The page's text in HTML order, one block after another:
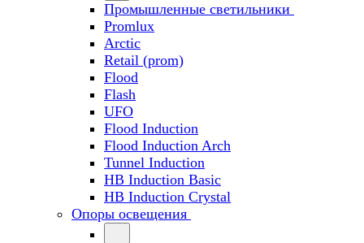
Промышленные светильники
Promlux
Arctic
Retail (prom)
Flood
Flash
UFO
Flood Induction
Flood Induction Arch
Tunnel Induction
HB Induction Basic
HB Induction Crystal
Опоры освещения